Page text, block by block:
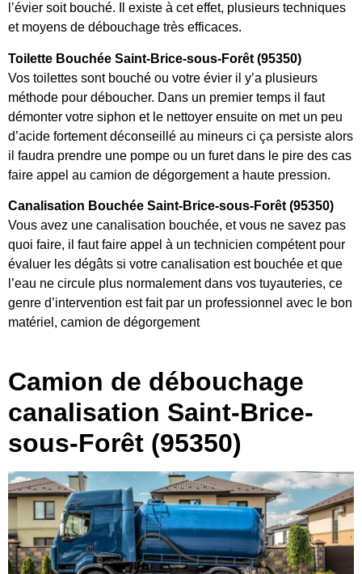
l’évier soit bouché. Il existe à cet effet, plusieurs techniques
et moyens de débouchage très efficaces.
Toilette Bouchée Saint-Brice-sous-Forêt (95350)
Vos toilettes sont bouché ou votre évier il y’a plusieurs
méthode pour déboucher. Dans un premier temps il faut
démonter votre siphon et le nettoyer ensuite on met un peu
d’acide fortement déconseillé au mineurs ci ça persiste alors
il faudra prendre une pompe ou un furet dans le pire des cas
faire appel au camion de dégorgement a haute pression.
Canalisation Bouchée Saint-Brice-sous-Forêt (95350)
Vous avez une canalisation bouchée, et vous ne savez pas
quoi faire, il faut faire appel à un technicien compétent pour
évaluer les dégâts si votre canalisation est bouchée et que
l’eau ne circule plus normalement dans vos tuyauteries, ce
genre d’intervention est fait par un professionnel avec le bon
matériel, camion de dégorgement
Camion de débouchage
canalisation Saint-Brice-
sous-Forêt (95350)